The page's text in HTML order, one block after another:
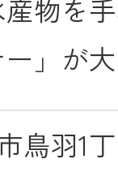
て
物を
」が
鳥羽1